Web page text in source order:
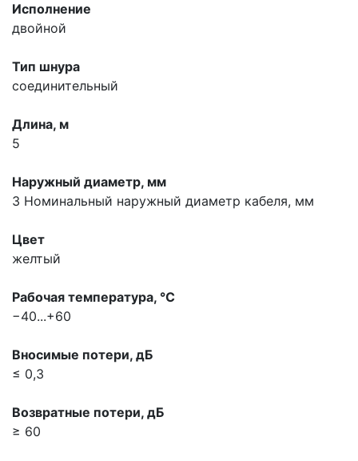
Исполнение
двойной
Тип шнура
соединительный
Длина, м
5
Наружный диаметр, мм
3 Номинальный наружный диаметр кабеля, мм
Цвет
желтый
Рабочая температура, °С
−40...+60
Вносимые потери, дБ
≤ 0,3
Возвратные потери, дБ
≥ 60